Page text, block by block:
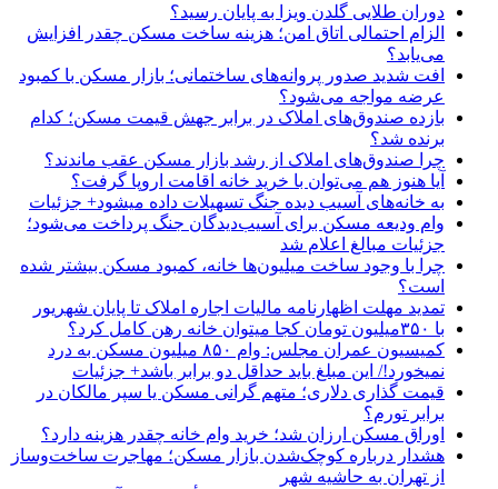
دوران طلایی گلدن ویزا به پایان رسید؟
الزام احتمالی اتاق امن؛ هزینه ساخت مسکن چقدر افزایش
می‌یابد؟
افت شدید صدور پروانه‌های ساختمانی؛ بازار مسکن با کمبود
عرضه مواجه می‌شود؟
بازده صندوق‌های املاک در برابر جهش قیمت مسکن؛ کدام
برنده شد؟
چرا صندوق‌های املاک از رشد بازار مسکن عقب ماندند؟
آیا هنوز هم می‌توان با خرید خانه اقامت اروپا گرفت؟
به خانه‌های آسیب دیده جنگ تسهیلات داده میشود+ جزئیات
وام ودیعه مسکن برای آسیب‌دیدگان جنگ پرداخت می‌شود؛
جزئیات مبالغ اعلام شد
چرا با وجود ساخت میلیون‌ها خانه، کمبود مسکن بیشتر شده
است؟
تمدید مهلت اظهارنامه مالیات اجاره املاک تا پایان شهریور
با ۳۵۰میلیون تومان کجا میتوان خانه رهن کامل کرد؟
کمیسیون عمران مجلس: وام ۸۵۰ میلیون مسکن به درد
نمیخورد!/ این مبلغ باید حداقل دو برابر باشد+ جزئیات
قیمت گذاری دلاری؛ متهم گرانی مسکن یا سپر مالکان در
برابر تورم؟
اوراق مسکن ارزان شد؛ خرید وام خانه چقدر هزینه دارد؟
هشدار درباره کوچک‌شدن بازار مسکن؛ مهاجرت ساخت‌وساز
از تهران به حاشیه‌ شهر